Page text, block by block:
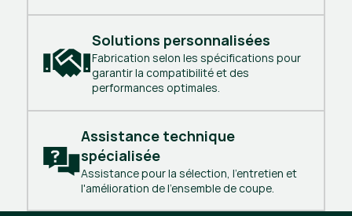
Solutions personnalisées
Fabrication selon les spécifications pour
garantir la compatibilité et des
performances optimales.
Assistance technique
spécialisée
Assistance pour la sélection, l'entretien et
l'amélioration de l'ensemble de coupe.